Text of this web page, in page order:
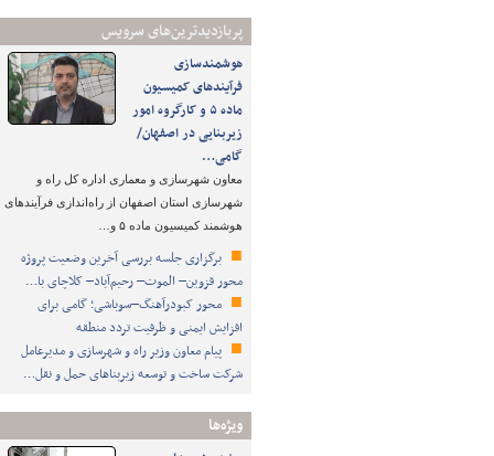
پربازدیدترین‌های سرویس
هوشمندسازی
فرآیندهای کمیسیون
ماده ۵ و کارگروه امور
زیربنایی در اصفهان/
گامی…
معاون شهرسازی و معماری اداره کل راه و
شهرسازی استان اصفهان از راه‌اندازی فرآیندهای
هوشمند کمیسیون ماده ۵ و…
برگزاری جلسه بررسی آخرین وضعیت پروژه
محور قزوین– الموت– رحیم‌آباد– کلاچای با…
محور کبودرآهنگ–سوباشی؛ گامی برای
افزایش ایمنی و ظرفیت تردد منطقه
پیام معاون وزیر راه و شهرسازی و مدیرعامل
شرکت ساخت و توسعه زیربناهای حمل و نقل…
ویژه‌ها